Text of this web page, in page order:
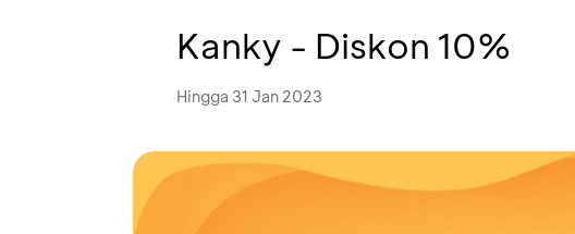
Kanky - Diskon 10%
Hingga 31 Jan 2023